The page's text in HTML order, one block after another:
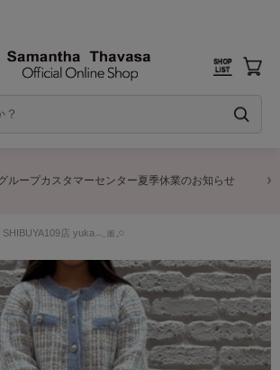
ループカスタマーセンター夏季休業のお知らせ
SHIBUYA109店 yuka𓂃🎀𓈒𓏸